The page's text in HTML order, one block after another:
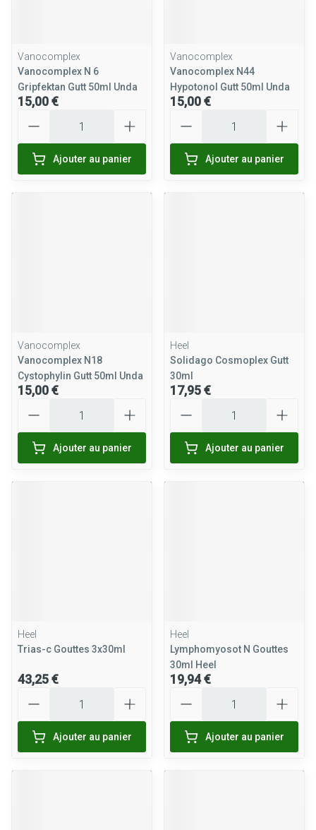
Vanocomplex
Vanocomplex N 6
Gripfektan Gutt 50ml Unda
15,00 €
Ajouter au panier
Vanocomplex
Vanocomplex N44
Hypotonol Gutt 50ml Unda
15,00 €
Ajouter au panier
Vanocomplex
Vanocomplex N18
Cystophylin Gutt 50ml Unda
15,00 €
Ajouter au panier
Heel
Solidago Cosmoplex Gutt
30ml
17,95 €
Ajouter au panier
Heel
Trias-c Gouttes 3x30ml
43,25 €
Ajouter au panier
Heel
Lymphomyosot N Gouttes
30ml Heel
19,94 €
Ajouter au panier